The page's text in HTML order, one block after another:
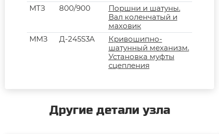
МТЗ
800/900
Поршни и шатуны.
Вал коленчатый и
маховик
ММЗ
Д-245S3A
Кривошипно-
шатунный механизм.
Установка муфты
сцепления
Другие детали узла